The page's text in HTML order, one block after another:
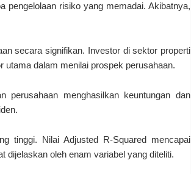
pengelolaan risiko yang memadai. Akibatnya,
secara signifikan. Investor di sektor properti
utama dalam menilai prospek perusahaan.
perusahaan menghasilkan keuntungan dan
tinggi. Nilai Adjusted R-Squared mencapai
dijelaskan oleh enam variabel yang diteliti.